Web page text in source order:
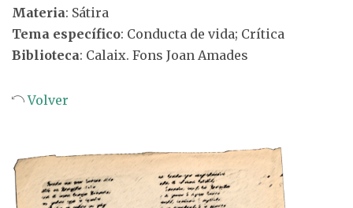
Materia: Sátira
Tema específico: Conducta de vida; Crítica
Biblioteca: Calaix. Fons Joan Amades
Volver